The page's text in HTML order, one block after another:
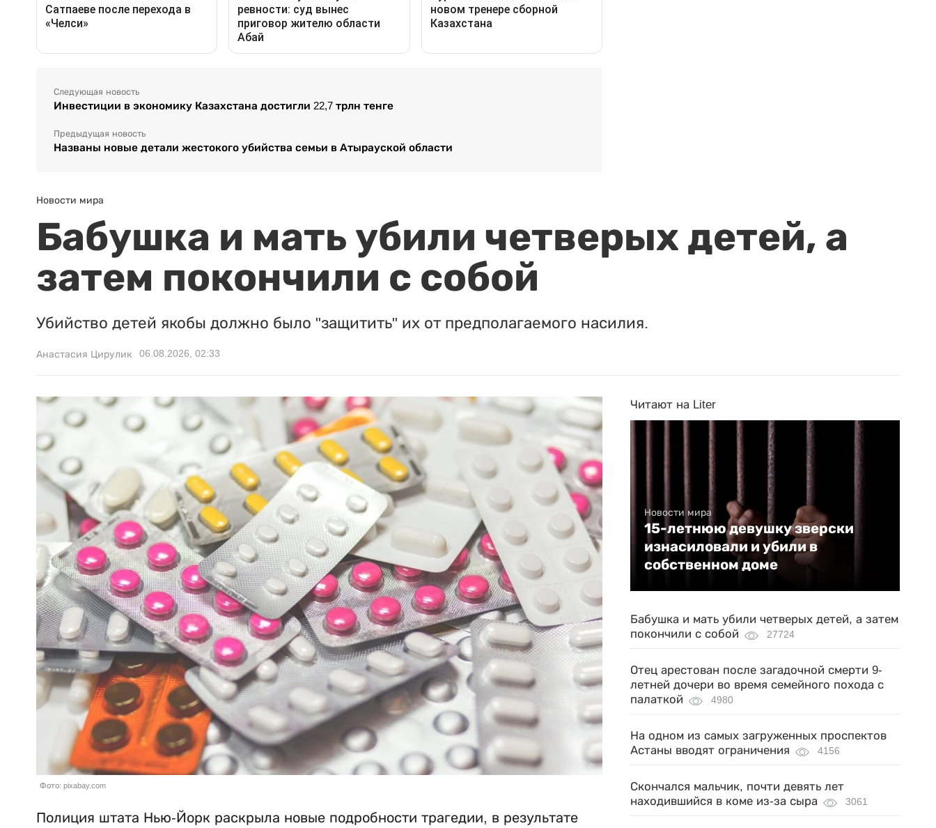
Следующая новость
Инвестиции в экономику Казахстана достигли 22,7 трлн тенге
Предыдущая новость
Названы новые детали жестокого убийства семьи в Атырауской области
Новости мира
Бабушка и мать убили четверых детей, а
затем покончили с собой
Убийство детей якобы должно было "защитить" их от предполагаемого насилия.
Анастасия Цирулик 06.08.2026, 02:33
Фото: pixabay.com
Полиция штата Нью-Йорк раскрыла новые подробности трагедии, в результате
Читают на Liter
Новости мира
15-летнюю девушку зверски
изнасиловали и убили в
собственном доме
Бабушка и мать убили четверых детей, а затем
покончили с собой
27724
Отец арестован после загадочной смерти 9-
летней дочери во время семейного похода с
палаткой
4980
На одном из самых загруженных проспектов
Астаны вводят ограничения
4156
Скончался мальчик, почти девять лет
находившийся в коме из-за сыра
3061